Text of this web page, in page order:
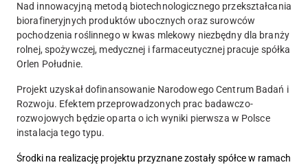
​Nad innowacyjną metodą biotechnologicznego przekształcania
biorafineryjnych produktów ubocznych oraz surowców
pochodzenia roślinnego w kwas mlekowy niezbędny dla branży
rolnej, spożywczej, medycznej i farmaceutycznej pracuje spółka
Orlen Południe.
Projekt uzyskał dofinansowanie Narodowego Centrum Badań i
Rozwoju. Efektem przeprowadzonych prac badawczo-
rozwojowych będzie oparta o ich wyniki pierwsza w Polsce
instalacja tego typu.
Środki na realizację projektu przyznane zostały spółce w ramach